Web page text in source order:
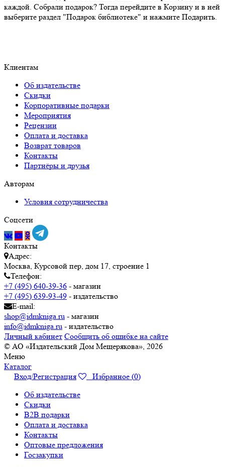
каждой. Собрали подарок? Тогда перейдите в Корзину и в ней
выберите раздел "Подарок библиотеке" и нажмите Подарить.
Клиентам
Об издательстве
Скидки
Корпоративные подарки
Мероприятия
Рецензии
Оплата и доставка
Возврат товаров
Контакты
Партнёры и друзья
Авторам
Условия сотрудничества
Соцсети
Контакты
Адрес:
Москва, Курсовой пер, дом 17, строение 1
Телефон:
+7 (495) 640-39-36 - магазин
+7 (495) 639-93-49 - издательство
E-mail:
shop@idmkniga.ru - магазин
info@idmkniga.ru - издательство
Личный кабинет Сообщить об ошибке на сайте
© АО «Издательский Дом Мещерякова», 2026
Меню
Каталог
Вход/Регистрация
Избранное (0)
Об издательстве
Скидки
B2B подарки
Оплата и доставка
Контакты
Оптовые предложения
Госзакупки